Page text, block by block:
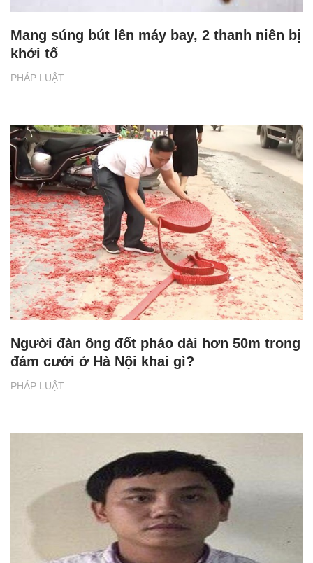
PHÁP LUẬT
Mang súng bút lên máy bay, 2 thanh niên bị
khởi tố
PHÁP LUẬT
Người đàn ông đốt pháo dài hơn 50m trong
đám cưới ở Hà Nội khai gì?